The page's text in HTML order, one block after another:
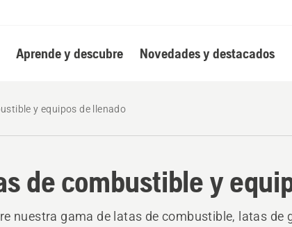
Aprende y descubre Novedades y destacados
y equipos de llenado
de combustible y
nuestra gama de latas de combustible, latas de